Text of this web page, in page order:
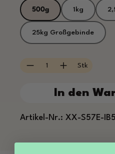
500g 1kg
25kg Großgebinde
Produkt Anzahl:
Stk
In den
Artikel-Nr.: XX-S57E-